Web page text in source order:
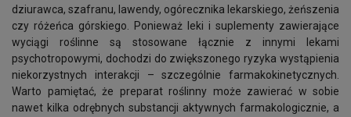
dziurawca, szafranu, lawendy, ogórecznika lekarskiego, żeńszenia
czy różeńca górskiego. Ponieważ leki i suplementy zawierające
wyciągi roślinne są stosowane łącznie z innymi lekami
psychotropowymi, dochodzi do zwiększonego ryzyka wystąpienia
niekorzystnych interakcji – szczególnie farmakokinetycznych.
Warto pamiętać, że preparat roślinny może zawierać w sobie
nawet kilka odrębnych substancji aktywnych farmakologicznie, a